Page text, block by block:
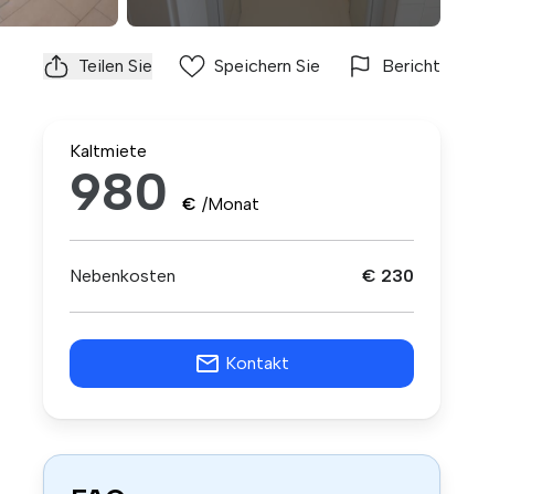
Teilen Sie Speichern Sie Bericht
Kaltmiete
980 € /Monat
Nebenkosten € 230
Kontakt